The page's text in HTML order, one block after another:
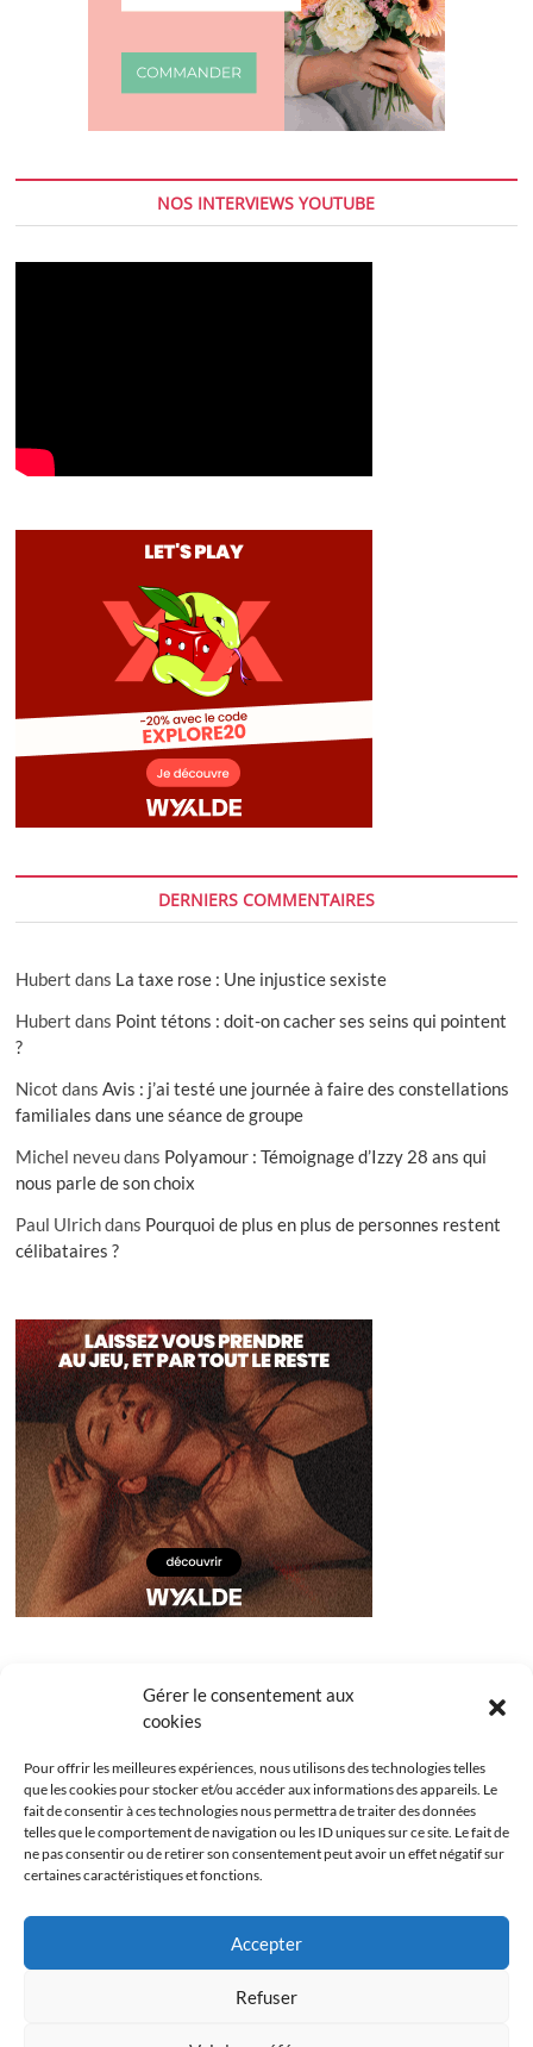
Gérer le consentement aux
cookies
Pour offrir les meilleures expériences, nous utilisons des technologies telles
que les cookies pour stocker et/ou accéder aux informations des appareils. Le
fait de consentir à ces technologies nous permettra de traiter des données
telles que le comportement de navigation ou les ID uniques sur ce site. Le fait de
ne pas consentir ou de retirer son consentement peut avoir un effet négatif sur
certaines caractéristiques et fonctions.
Accepter
Refuser
NOS INTERVIEWS YOUTUBE
DERNIERS COMMENTAIRES
Hubert dans La taxe rose : Une injustice sexiste
Hubert dans Point tétons : doit-on cacher ses seins qui pointent
?
Nicot dansAvis : j’ai testé une journée à faire des constellations
familiales dans une séance de groupe
Michel neveudans Polyamour : Témoignage d’Izzy 28 ans qui
nous parle de son choix
Paul Ulrichdans Pourquoi de plus en plus de personnes restent
célibataires ?
Politique de cookies (UE)